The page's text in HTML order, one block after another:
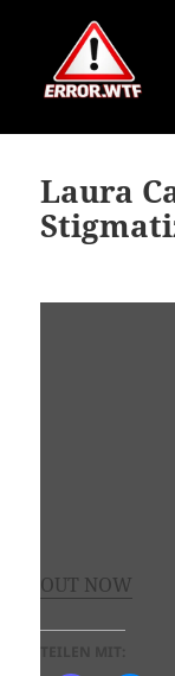
Laura
OUT NOW